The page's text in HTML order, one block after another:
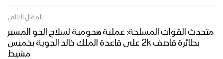
المقال التالي
متحدث القوات المسلحة: عملية هجومية لسلاح الجو المسير
بطائرة قاصف 2k على قاعدة الملك خالد الجوية بخميس
مشيط